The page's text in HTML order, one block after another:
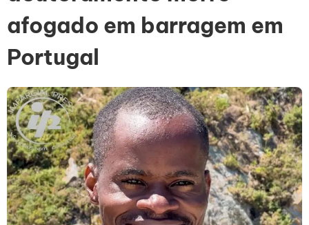
afogado em barragem em
Portugal